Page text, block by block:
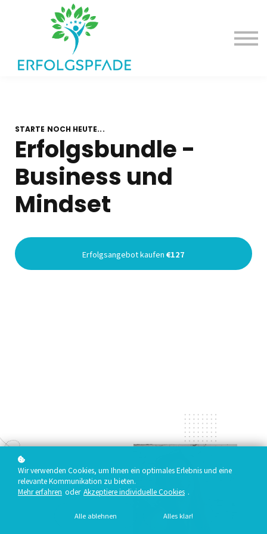
Deine Erfolgsangebote
Dein Erfolgspodcast
STARTE NOCH HEUTE...
Erfolgsbundle -
Business und
Mindset
Erfolgsangebot kaufen €127
Wir verwenden Cookies, um Ihnen ein optimales Erlebnis und eine
relevante Kommunikation zu bieten.
Mehr erfahren oder Akzeptiere individuelle Cookies .
Alle ablehnen Alles klar!